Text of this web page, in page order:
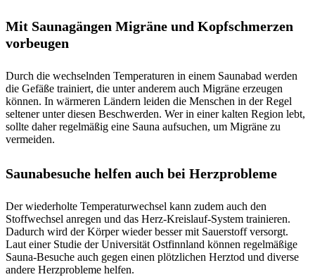
Mit Saunagängen Migräne und Kopfschmerzen
vorbeugen
Durch die wechselnden Temperaturen in einem Saunabad werden
die Gefäße trainiert, die unter anderem auch Migräne erzeugen
können. In wärmeren Ländern leiden die Menschen in der Regel
seltener unter diesen Beschwerden. Wer in einer kalten Region lebt,
sollte daher regelmäßig eine Sauna aufsuchen, um Migräne zu
vermeiden.
Saunabesuche helfen auch bei Herzprobleme
Der wiederholte Temperaturwechsel kann zudem auch den
Stoffwechsel anregen und das Herz-Kreislauf-System trainieren.
Dadurch wird der Körper wieder besser mit Sauerstoff versorgt.
Laut einer Studie der Universität Ostfinnland können regelmäßige
Sauna-Besuche auch gegen einen plötzlichen Herztod und diverse
andere Herzprobleme helfen.